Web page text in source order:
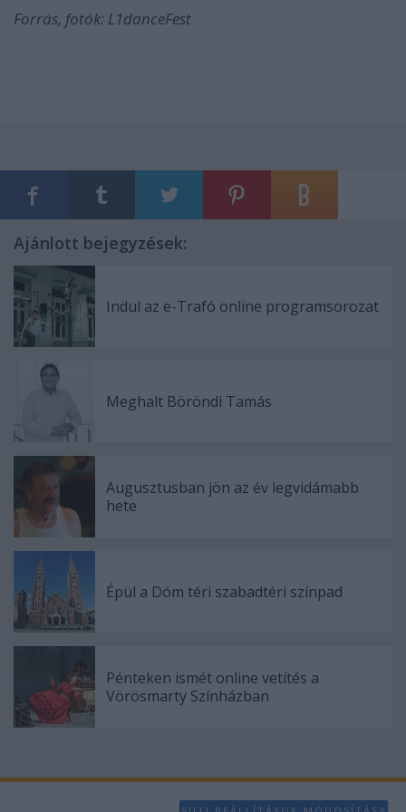
Forrás, fotók: L1danceFest
Ajánlott bejegyzések:
Indul az e-Trafó online programsorozat
Meghalt Böröndi Tamás
Augusztusban jön az év legvidámabb
hete
Épül a Dóm téri szabadtéri színpad
Pénteken ismét online vetítés a
Vörösmarty Színházban